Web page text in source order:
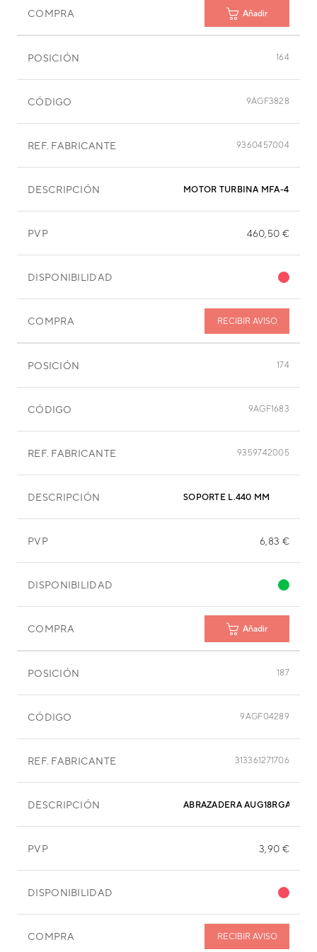
COMPRA Añadir
POSICIÓN 164
CÓDIGO 9AGF3828
REF. FABRICANTE 9360457004
DESCRIPCIÓN MOTOR TURBINA MFA-45DZM
PVP 460,50 €
DISPONIBILIDAD
COMPRA RECIBIR AVISO
POSICIÓN 174
CÓDIGO 9AGF1683
REF. FABRICANTE 9359742005
DESCRIPCIÓN SOPORTE L.440 MM
PVP 6,83 €
DISPONIBILIDAD
COMPRA Añadir
POSICIÓN 187
CÓDIGO 9AGF04289
REF. FABRICANTE 313361271706
DESCRIPCIÓN ABRAZADERA AUG18RGA
PVP 3,90 €
DISPONIBILIDAD
COMPRA RECIBIR AVISO